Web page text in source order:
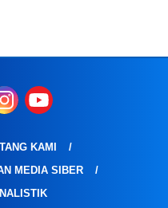
KAMI
MEDIA SIBER